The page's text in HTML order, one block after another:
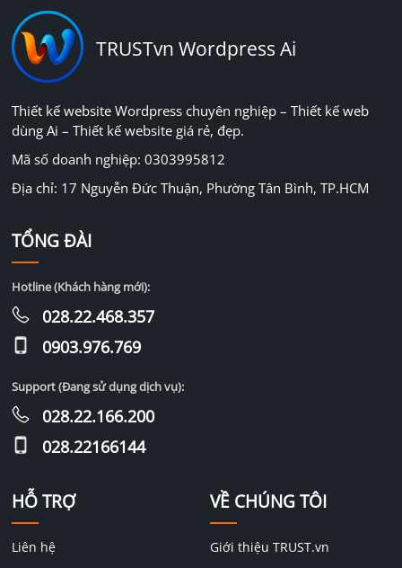
TRUSTvn Wordpress Ai
Thiết kế website Wordpress chuyên nghiệp – Thiết kế web
dùng Ai – Thiết kế website giá rẻ, đẹp.
Mã số doanh nghiệp: 0303995812
Địa chỉ: 17 Nguyễn Đức Thuận, Phường Tân Bình, TP.HCM
HỖ TRỢ
Liên hệ
VỀ CHÚNG TÔI
Giới thiệu TRUST.vn
TỔNG ĐÀI
Hotline (Khách hàng mới):
028.22.468.357
0903.976.769
Support (Đang sử dụng dịch vụ):
028.22.166.200
028.22166144